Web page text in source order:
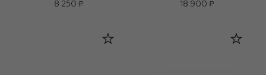
8 250 ₽
18 900 ₽